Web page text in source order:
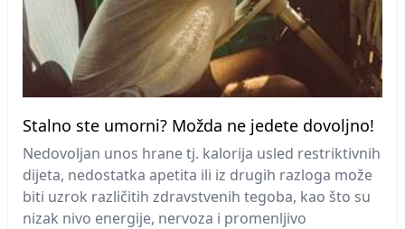
Stalno ste umorni? Možda ne jedete dovoljno!
Nedovoljan unos hrane tj. kalorija usled restriktivnih
dijeta, nedostatka apetita ili iz drugih razloga može
biti uzrok različitih zdravstvenih tegoba, kao što su
nizak nivo energije, nervoza i promenljivo